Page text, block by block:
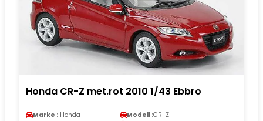
Honda CR-Z met.rot 2010 1/43 Ebbro
Marke : Honda Modell :CR-Z